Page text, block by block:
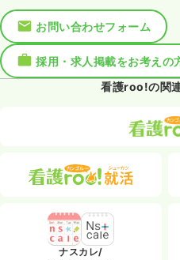
お問い合わせフォーム
採用・求人掲載をお考えの
看護roo!の関
ナスカレ/